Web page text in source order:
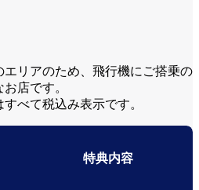
リアのため、飛行機にご搭乗の
店です。
べて税込み表示です。
特典内容